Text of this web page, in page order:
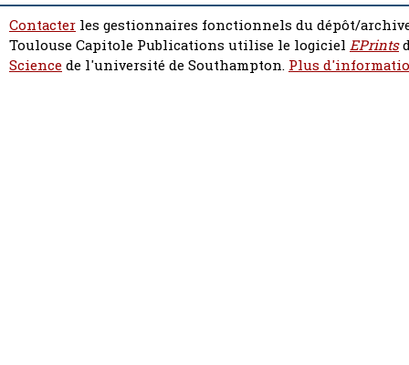
Contacter les gestionnaires fonctionnels du dépôt/
Toulouse Capitole Publications utilise le logiciel EPrints
Sciencede l'université de Southampton. Plus